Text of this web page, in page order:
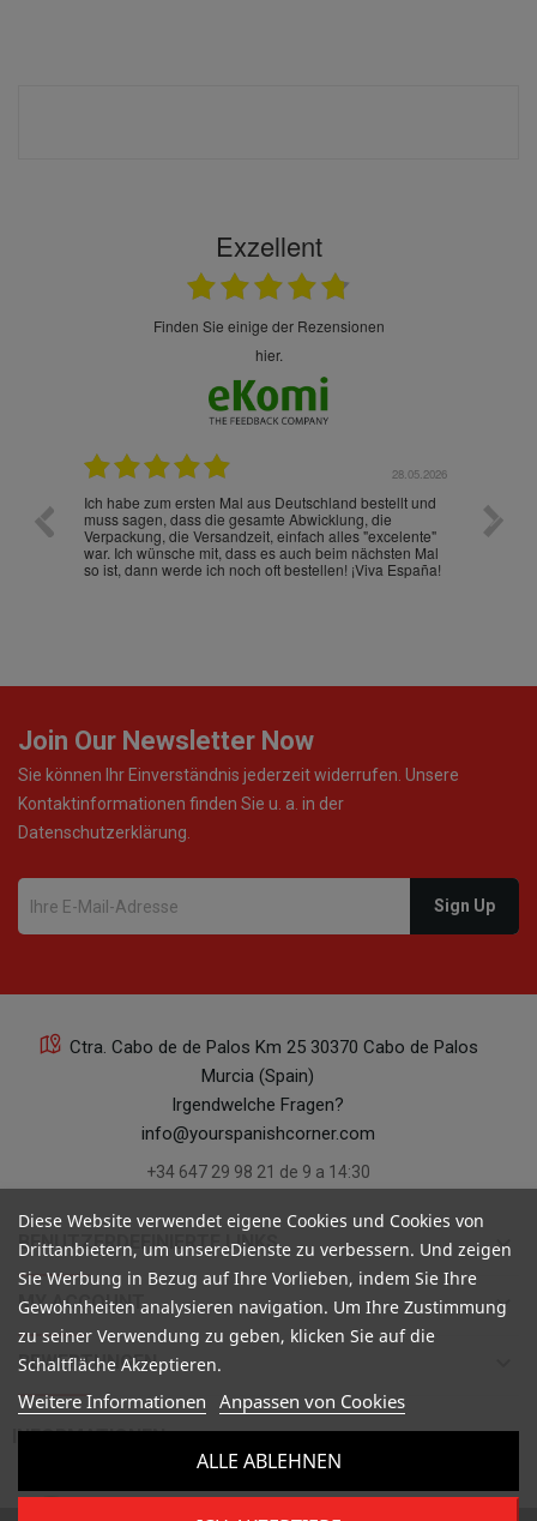
Exzellent
finden Sie einige der Rezensionen
hier.
28.05.2026
Ich habe zum ersten Mal aus Deutschland bestellt und
muss sagen, dass die gesamte Abwicklung, die
Verpackung, die Versandzeit, einfach alles "excelente"
war. Ich wünsche mit, dass es auch beim nächsten Mal
so ist, dann werde ich noch oft bestellen! ¡Viva España!
Die
gut
ist
Join Our Newsletter Now
Sie können Ihr Einverständnis jederzeit widerrufen. Unsere
Kontaktinformationen finden Sie u. a. in der
Datenschutzerklärung.
Ctra. Cabo de de Palos Km 25 30370 Cabo de Palos
Murcia (Spain)
Irgendwelche Fragen?
info@yourspanishcorner.com
+34 647 29 98 21 de 9 a 14:30
BENUTZERDEFINIERTE LINKS keyboard_arrow_down
MY ACCOUNT keyboard_arrow_down
BEWERTUNGEN
INFORMATIONEN 
Diese Website verwendet eigene Cookies und Cookies von
Drittanbietern, um unsereDienste zu verbessern. Und zeigen
Sie Werbung in Bezug auf Ihre Vorlieben, indem Sie Ihre
Gewohnheiten analysieren navigation. Um Ihre Zustimmung
zu seiner Verwendung zu geben, klicken Sie auf die
Schaltfläche Akzeptieren.
Weitere Informationen Anpassen von Cookies
ALLE ABLEHNEN